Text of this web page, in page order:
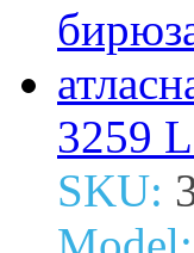
3259
SKU: